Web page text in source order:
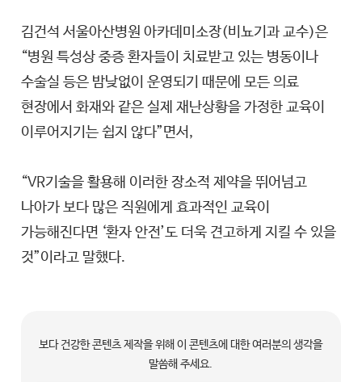
김건석 서울아산병원 아카데미소장(비뇨기과 교수)은
“병원 특성상 중증 환자들이 치료받고 있는 병동이나
수술실 등은 밤낮없이 운영되기 때문에 모든 의료
현장에서 화재와 같은 실제 재난상황을 가정한 교육이
이루어지기는 쉽지 않다”면서,
“VR기술을 활용해 이러한 장소적 제약을 뛰어넘고
나아가 보다 많은 직원에게 효과적인 교육이
가능해진다면 ‘환자 안전’도 더욱 견고하게 지킬 수 있을
것”이라고 말했다.
보다 건강한 콘텐츠 제작을 위해 이 콘텐츠에 대한 여러분의 생각을
말씀해 주세요.